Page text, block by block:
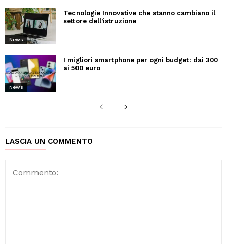
News
Tecnologie Innovative che stanno cambiano il
settore dell’istruzione
News
I migliori smartphone per ogni budget: dai 300
ai 500 euro
LASCIA UN COMMENTO